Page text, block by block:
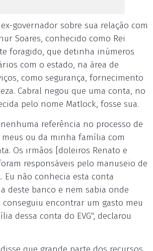
governador sobre sua relação com
Soares, conhecido como Rei
foragido, que detinha inúmeros
com o estado, na área de
como segurança, fornecimento
Cabral negou que uma conta, no
pelo nome Matlock, fosse sua.
referência no processo de
ou da minha família com
Os irmãos [doleiros Renato e
responsáveis pelo manuseio de
não conhecia esta conta
deste banco e nem sabia onde
conseguiu encontrar um gasto meu
dessa conta do EVG", declarou